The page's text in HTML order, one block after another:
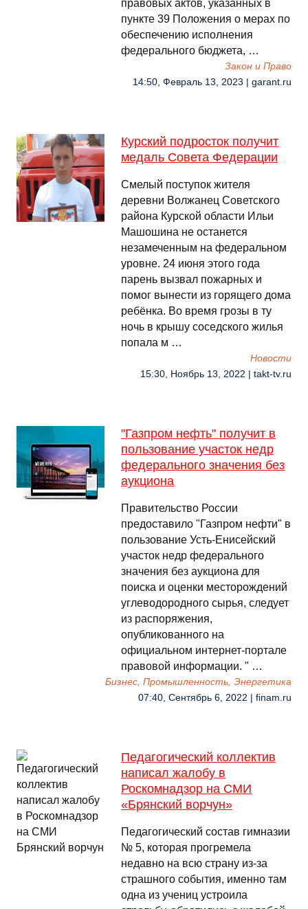
правовых актов, указанных в
пункте 39 Положения о мерах по
обеспечению исполнения
федерального бюджета, …
Закон и Право
14:50, Февраль 13, 2023 | garant.ru
Курский подросток получит
медаль Совета Федерации
️Смелый поступок жителя
деревни Волжанец Советского
района Курской области Ильи
Машошина не останется
незамеченным на федеральном
уровне. 24 июня этого года
парень вызвал пожарных и
помог вынести из горящего дома
ребёнка. Во время грозы в ту
ночь в крышу соседского жилья
попала м …
Новости
15:30, Ноябрь 13, 2022 | takt-tv.ru
"Газпром нефть" получит в
пользование участок недр
федерального значения без
аукциона
Правительство России
предоставило "Газпром нефти" в
пользование Усть-Енисейский
участок недр федерального
значения без аукциона для
поиска и оценки месторождений
углеводородного сырья, следует
из распоряжения,
опубликованного на
официальном интернет-портале
правовой информации. " …
Бизнес, Промышленность, Энергетика
07:40, Сентябрь 6, 2022 | finam.ru
Педагогический коллектив
написал жалобу в
Роскомнадзор на СМИ
«Брянский ворчун»
Педагогический состав гимназии
№ 5, которая прогремела
недавно на всю страну из-за
страшного события, именно там
одна из учениц устроила